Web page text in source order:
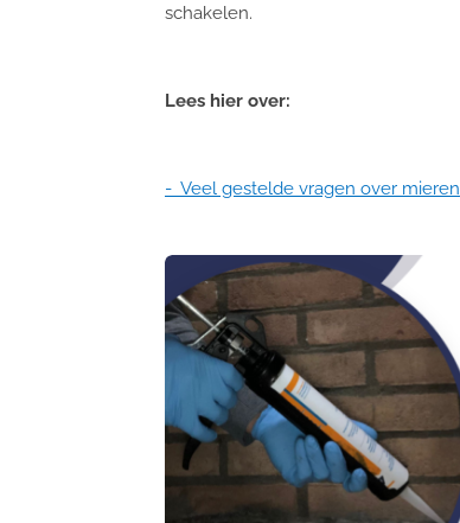
schakelen.
Lees hier over:
- Veel gestelde vragen over mieren